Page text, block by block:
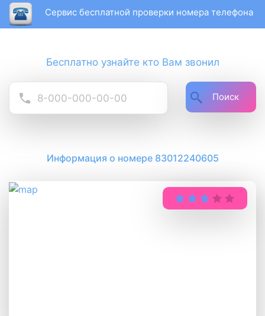
Сервис бесплатной проверки номера телефона
Бесплатно узнайте кто Вам звонил
Поиск
Информация о номере 83012240605